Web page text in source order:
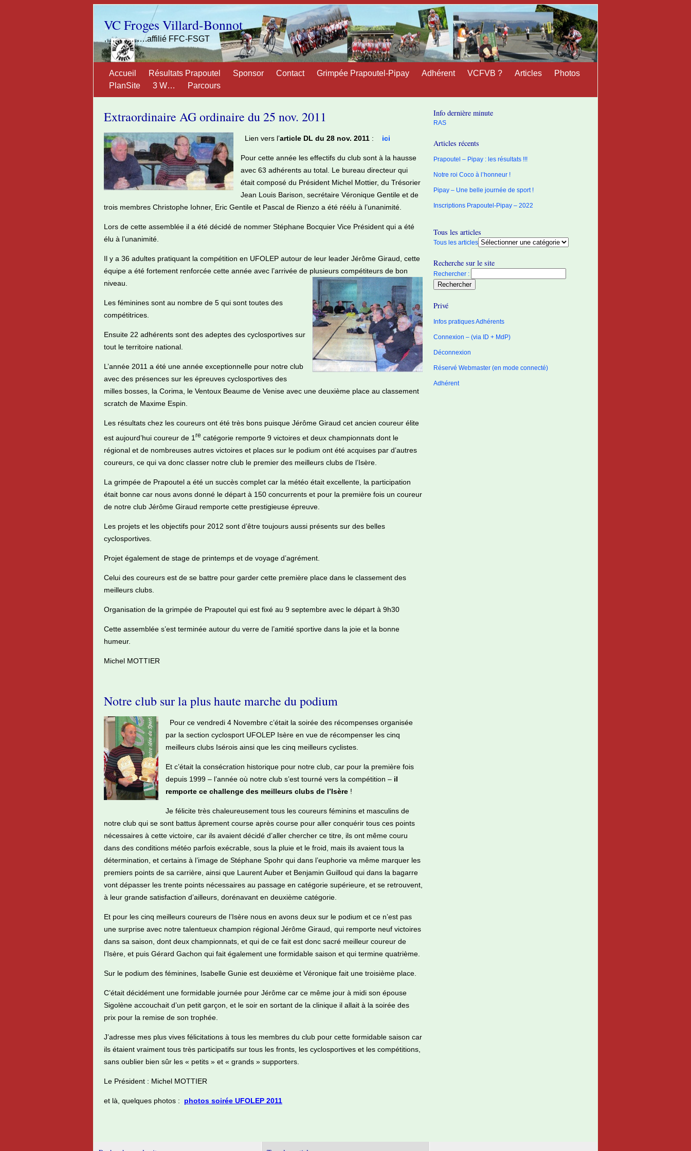
VC Froges Villard-Bonnot
…………….affilié FFC-FSGT
Accueil Résultats Prapoutel Sponsor Contact Grimpée Prapoutel-Pipay Adhérent VCFVB ? Articles
Photos
PlanSite
3 W… Parcours
Extraordinaire AG ordinaire du 25 nov. 2011
Lien vers l’article DL du 28 nov. 2011 : ici
Pour cette année les effectifs du club sont à la hausse
avec 63 adhérents au total. Le bureau directeur qui
était composé du Président Michel Mottier, du Trésorier
Jean Louis Barison, secrétaire Véronique Gentile et de
trois membres Christophe Iohner, Eric Gentile et Pascal de Rienzo a été réélu à l’unanimité.
Lors de cette assemblée il a été décidé de nommer Stéphane Bocquier Vice Président qui a été
élu à l’unanimité.
Il y a 36 adultes pratiquant la compétition en UFOLEP autour de leur leader Jérôme Giraud, cette
équipe a été fortement renforcée cette année avec l’arrivée de plusieurs compétiteurs de bon
niveau.
Les féminines sont au nombre de 5 qui sont toutes des
compétitrices.
Ensuite 22 adhérents sont des adeptes des cyclosportives sur
tout le territoire national.
L’année 2011 a été une année exceptionnelle pour notre club
avec des présences sur les épreuves cyclosportives des
milles bosses, la Corima, le Ventoux Beaume de Venise avec une deuxième place au classement
scratch de Maxime Espin.
Les résultats chez les coureurs ont été très bons puisque Jérôme Giraud cet ancien coureur élite
est aujourd’hui coureur de 1 re catégorie remporte 9 victoires et deux championnats dont le
régional et de nombreuses autres victoires et places sur le podium ont été acquises par d’autres
coureurs, ce qui va donc classer notre club le premier des meilleurs clubs de l’Isère.
La grimpée de Prapoutel a été un succès complet car la météo était excellente, la participation
était bonne car nous avons donné le départ à 150 concurrents et pour la première fois un coureur
de notre club Jérôme Giraud remporte cette prestigieuse épreuve.
Les projets et les objectifs pour 2012 sont d’être toujours aussi présents sur des belles
cyclosportives.
Projet également de stage de printemps et de voyage d’agrément.
Celui des coureurs est de se battre pour garder cette première place dans le classement des
meilleurs clubs.
Organisation de la grimpée de Prapoutel qui est fixé au 9 septembre avec le départ à 9h30
Cette assemblée s’est terminée autour du verre de l’amitié sportive dans la joie et la bonne
humeur.
Michel MOTTIER
Notre club sur la plus haute marche du podium
Pour ce vendredi 4 Novembre c’était la soirée des récompenses organisée
par la section cyclosport UFOLEP Isère en vue de récompenser les cinq
meilleurs clubs Isérois ainsi que les cinq meilleurs cyclistes.
Et c’était la consécration historique pour notre club, car pour la première fois
depuis 1999 – l’année où notre club s’est tourné vers la compétition – il
remporte ce challenge des meilleurs clubs de l’Isère !
Je félicite très chaleureusement tous les coureurs féminins et masculins de
notre club qui se sont battus âprement course après course pour aller conquérir tous ces points
nécessaires à cette victoire, car ils avaient décidé d’aller chercher ce titre, ils ont même couru
dans des conditions météo parfois exécrable, sous la pluie et le froid, mais ils avaient tous la
détermination, et certains à l’image de Stéphane Spohr qui dans l’euphorie va même marquer les
premiers points de sa carrière, ainsi que Laurent Auber et Benjamin Guilloud qui dans la bagarre
vont dépasser les trente points nécessaires au passage en catégorie supérieure, et se retrouvent,
à leur grande satisfaction d’ailleurs, dorénavant en deuxième catégorie.
Et pour les cinq meilleurs coureurs de l’Isère nous en avons deux sur le podium et ce n’est pas
une surprise avec notre talentueux champion régional Jérôme Giraud, qui remporte neuf victoires
dans sa saison, dont deux championnats, et qui de ce fait est donc sacré meilleur coureur de
l’Isère, et puis Gérard Gachon qui fait également une formidable saison et qui termine quatrième.
Sur le podium des féminines, Isabelle Gunie est deuxième et Véronique fait une troisième place.
C’était décidément une formidable journée pour Jérôme car ce même jour à midi son épouse
Sigolène accouchait d’un petit garçon, et le soir en sortant de la clinique il allait à la soirée des
prix pour la remise de son trophée.
J’adresse mes plus vives félicitations à tous les membres du club pour cette formidable saison car
ils étaient vraiment tous très participatifs sur tous les fronts, les cyclosportives et les compétitions,
sans oublier bien sûr les « petits » et « grands » supporters.
Le Président : Michel MOTTIER
et là, quelques photos : photos soirée UFOLEP 2011
Info dernière minute
RAS
Articles récents
Prapoutel – Pipay : les résultats !!!
Notre roi Coco à l’honneur !
Pipay – Une belle journée de sport !
Inscriptions Prapoutel-Pipay – 2022
Tous les articles
Tous les articles
Recherche sur le site
Rechercher :
Privé
Infos pratiques Adhérents
Connexion – (via ID + MdP)
Déconnexion
Réservé Webmaster (en mode connecté)
Adhérent